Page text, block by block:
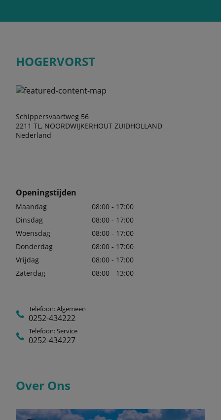
HOGERVORST
Schippersvaartweg 56
2211 TL, NOORDWIJKERHOUT ZUIDHOLLAND
Nederland
Openingstijden
Maandag
08:00 - 17:00
Dinsdag
08:00 - 17:00
Woensdag
08:00 - 17:00
Donderdag
08:00 - 17:00
Vrijdag
08:00 - 17:00
Zaterdag
08:00 - 13:00
Telefoon: Algemeen
0252-434222
Telefoon: Service
0252-434227
Over Ons